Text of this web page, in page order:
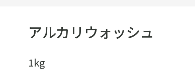
アルカリウォッシュ
1kg